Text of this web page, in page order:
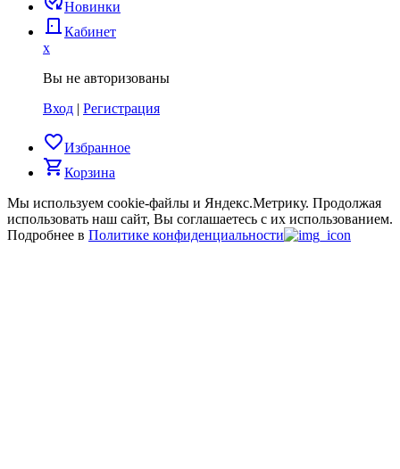
Новинки
door_back Кабинет
x
Вы не авторизованы
Вход | Регистрация
favorite_borderИзбранное
shopping_cartКорзина
Мы используем cookie-файлы и Яндекс.Метрику. Продолжая
использовать наш сайт, Вы соглашаетесь с их использованием.
Подробнее в Политике конфиденциальности